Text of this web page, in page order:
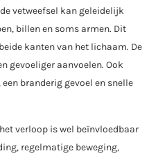
vetweefsel kan geleidelijk
billen en soms armen. Dit
kanten van het lichaam. De
gevoeliger aanvoelen. Ook
branderig gevoel en snelle
verloop is wel beïnvloedbaar
regelmatige beweging,